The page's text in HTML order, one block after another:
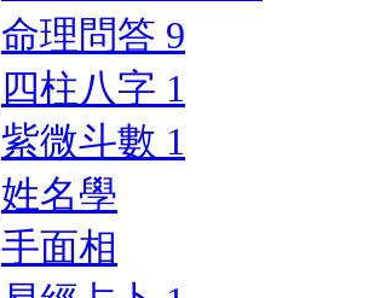
命理問答 9
四柱八字 1
紫微斗數 1
姓名學
手面相